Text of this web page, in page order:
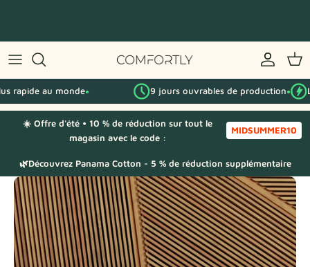
contenu
Par série IKEA
Par catégorie
Échantillons de tissu
au monde● 9 jours ouvrables de production● Le
☀️ Offre d'été • 10 % de réduction sur tout le
magasin avec le code :
MIDSUMMER10
🌿Découvrez Panama Cotton - 5 % de réduction supplémentaire